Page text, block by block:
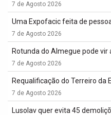
7 de Agosto 2026
Uma Expofacic feita de
7 de Agosto 2026
Rotunda do Almegue pode
7 de Agosto 2026
Requalificação do Terreiro da
7 de Agosto 2026
Lusolav quer evita 45